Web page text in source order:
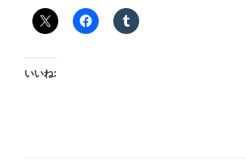
いいね: